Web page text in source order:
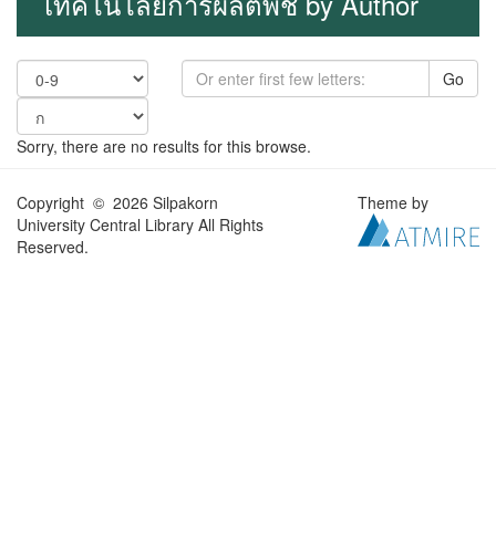
Go
Sorry, there are no results for this browse.
Copyright © 2026 Silpakorn
University Central Library All Rights
Reserved.
Theme by